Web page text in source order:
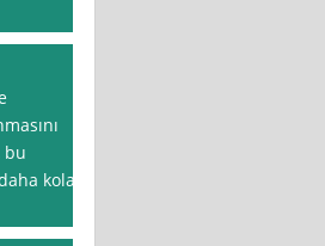
bu
kolay